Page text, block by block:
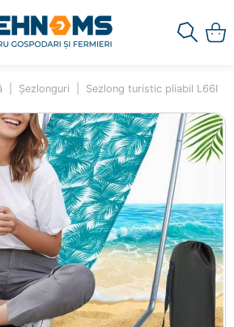
Șezlonguri Sezlong turistic pliabil L66I